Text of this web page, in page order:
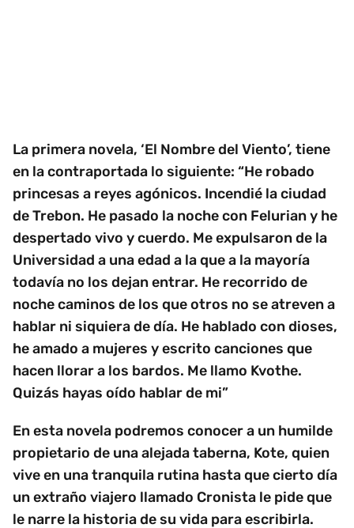
La primera novela, ‘El Nombre del Viento’, tiene
en la contraportada lo siguiente: “He robado
princesas a reyes agónicos. Incendié la ciudad
de Trebon. He pasado la noche con Felurian y he
despertado vivo y cuerdo. Me expulsaron de la
Universidad a una edad a la que a la mayoría
todavía no los dejan entrar. He recorrido de
noche caminos de los que otros no se atreven a
hablar ni siquiera de día. He hablado con dioses,
he amado a mujeres y escrito canciones que
hacen llorar a los bardos. Me llamo Kvothe.
Quizás hayas oído hablar de mi”
En esta novela podremos conocer a un humilde
propietario de una alejada taberna, Kote, quien
vive en una tranquila rutina hasta que cierto día
un extraño viajero llamado Cronista le pide que
le narre la historia de su vida para escribirla.